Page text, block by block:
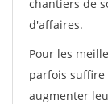
chantiers de
d'affaires.
Pour les
parfois
augmenter